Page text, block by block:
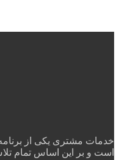
خدمات مشتری یکی از
است و بر این اساس تمام